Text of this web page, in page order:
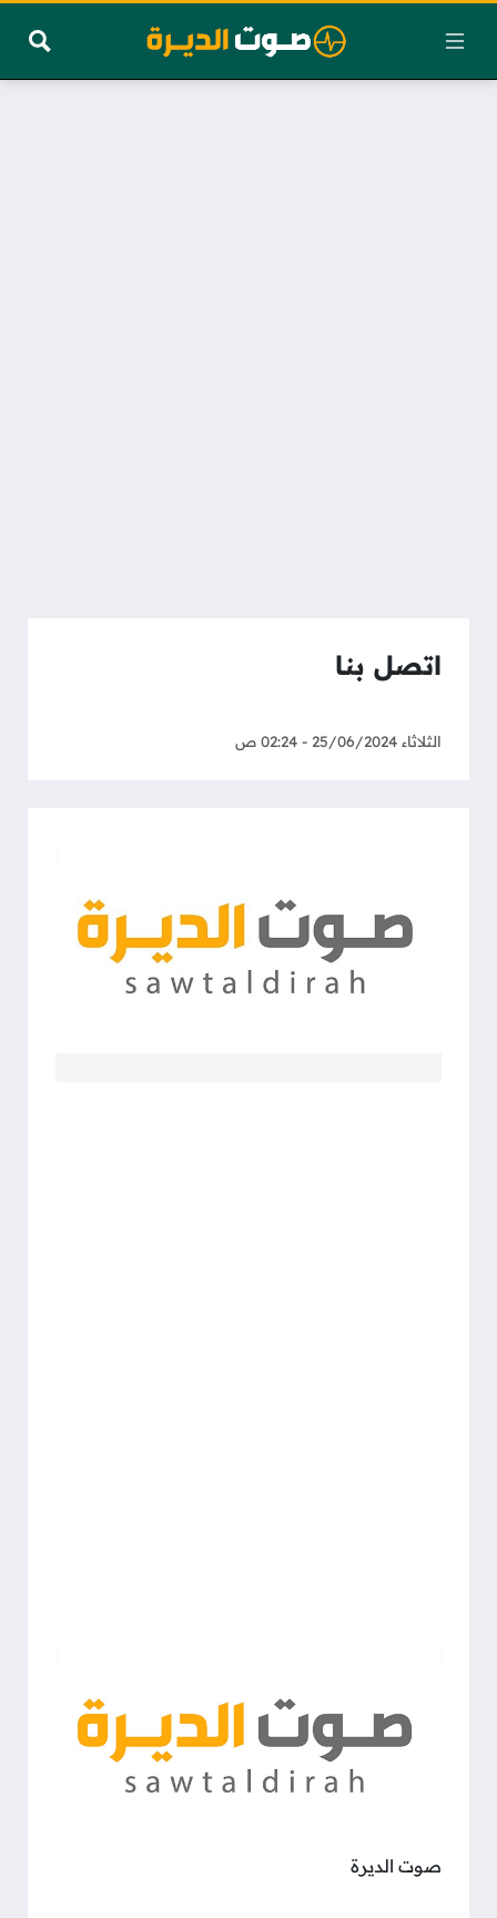
اتصل بنا
الثلاثاء 25/06/2024 - 02:24 ص
صوت الديرة